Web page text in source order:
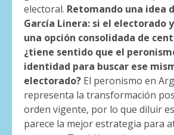
electoral. Retomando una idea
García Linera: si el electorado
una opción consolidada de
¿tiene sentido que el
identidad para buscar ese
electorado? El peronismo en
representa la transformación
orden vigente, por lo que diluir
parece la mejor estrategia para